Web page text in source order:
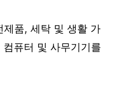
제품, 세탁 및 생활 가
퓨터 및 사무기기를